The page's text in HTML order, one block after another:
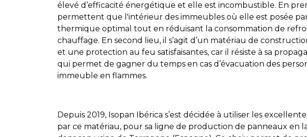
élevé d’efficacité énergétique et elle est incombustible. En
permettent que l'intérieur des immeubles où elle est posée
thermique optimal tout en réduisant la consommation de
chauffage. En second lieu, il s’agit d’un matériau de
et une protection au feu satisfaisantes, car il résiste à sa
qui permet de gagner du temps en cas d’évacuation des
immeuble en flammes.
Depuis 2019, Isopan Ibérica s’est décidée à utiliser les
par ce matériau, pour sa ligne de production de panneaux en